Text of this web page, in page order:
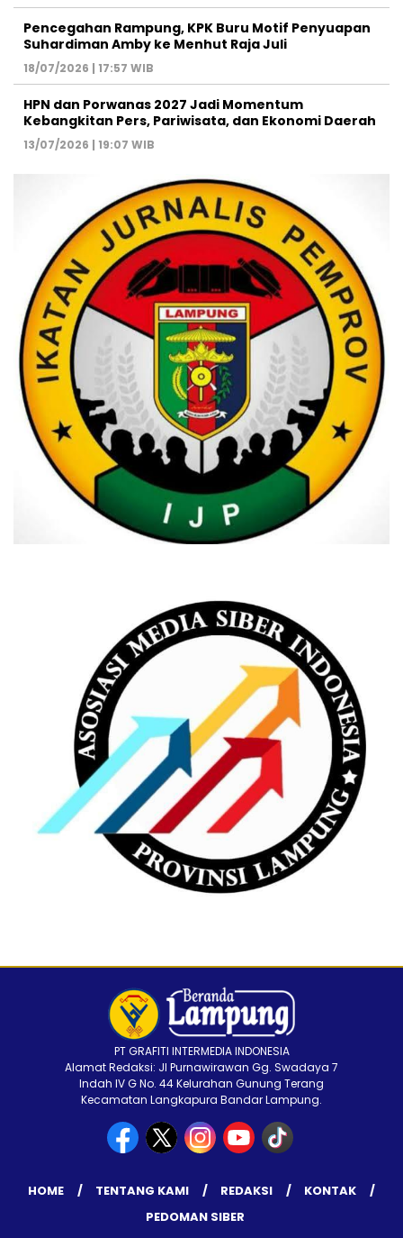
Pencegahan Rampung, KPK Buru Motif Penyuapan
Suhardiman Amby ke Menhut Raja Juli
18/07/2026 | 17:57 WIB
HPN dan Porwanas 2027 Jadi Momentum
Kebangkitan Pers, Pariwisata, dan Ekonomi Daerah
13/07/2026 | 19:07 WIB
PT GRAFITI INTERMEDIA INDONESIA
Alamat Redaksi: Jl Purnawirawan Gg. Swadaya 7
Indah IV G No. 44 Kelurahan Gunung Terang
Kecamatan Langkapura Bandar Lampung.
HOME TENTANG KAMI REDAKSI
KONTAK
PEDOMAN SIBER